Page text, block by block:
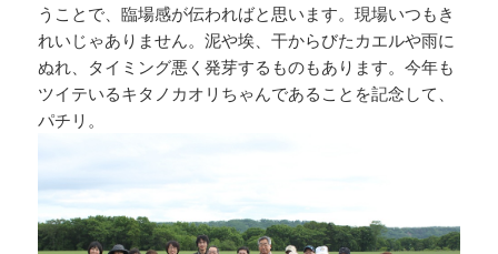
うことで、臨場感が伝わればと思います。現場いつもき
れいじゃありません。泥や埃、干からびたカエルや雨に
ぬれ、タイミング悪く発芽するものもあります。今年も
ツイテいるキタノカオリちゃんであることを記念して、
パチリ。